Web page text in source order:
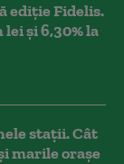
ediție Fidelis.
și 6,30% la
stații. Cât
marile orașe